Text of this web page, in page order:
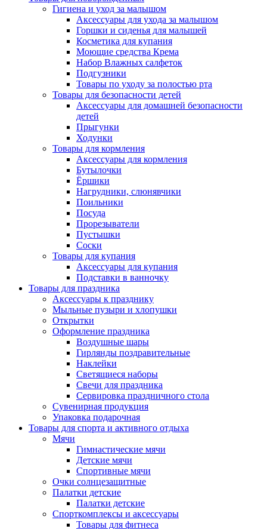
Гигиена и уход за малышом
Аксессуары для ухода за малышом
Горшки и сиденья для малышей
Косметика для купания
Моющие средства Крема
Набор Влажных салфеток
Подгузники
Товары по уходу за полостью рта
Товары для безопасности детей
Аксессуары для домашней безопасности
детей
Прыгунки
Ходунки
Товары для кормления
Аксессуары для кормления
Бутылочки
Ёршики
Нагрудники, слюнявчики
Поильники
Посуда
Прорезыватели
Пустышки
Соски
Товары для купания
Аксессуары для купания
Подставки в ванночку
Товары для праздника
Аксессуары к празднику
Мыльные пузыри и хлопушки
Открытки
Оформление праздника
Воздушные шары
Гирлянды поздравительные
Наклейки
Светящиеся наборы
Свечи для праздника
Сервировка праздничного стола
Сувенирная продукция
Упаковка подарочная
Товары для спорта и активного отдыха
Мячи
Гимнастические мячи
Детские мячи
Спортивные мячи
Очки солнцезащитные
Палатки детские
Палатки детские
Спорткомплексы и аксессуары
Товары для фитнеса